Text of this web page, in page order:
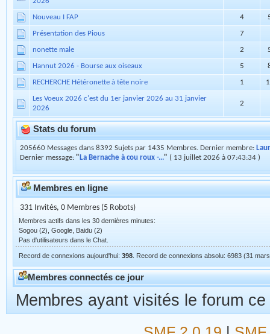
Caneton mandarin qui tremble 6
L'éjointage 129
RECHERCHE NOUVEAU PARC : Canard à oreillons roses
2026
0
Nouveau I FAP 4
Présentation des Pious 7
nonette male 2
Hannut 2026 - Bourse aux oiseaux 5
RECHERCHE Hétéronette à tête noire
Les Voeux 2026 c'est du 1er janvier 2026 au 31 janvier
2026
2
Stats du forum
205660 Messages dans 8392 Sujets par 1435 Membres. Dernier membre:
Dernier message:"La Bernache à cou roux -...
Membres en ligne
331 Invités, 0 Membres (5 Robots)
Membres actifs dans les 30 dernières minutes:
Sogou (2), Google, Baidu (2)
Pas d'utilisateurs dans le Chat.
Record de connexions aujourd'hui:398 . Record de connexions absolu: 6983 (31